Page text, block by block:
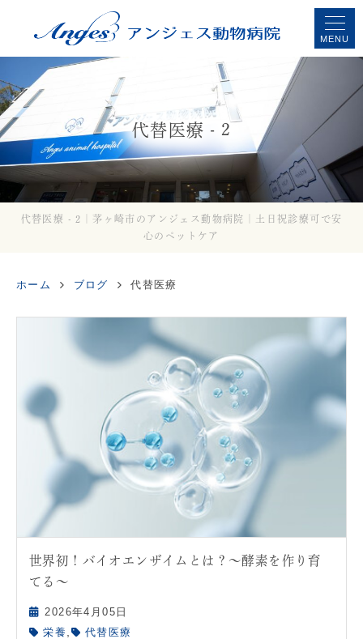
MENU
代替医療 - 2
代替医療 - 2｜茅ヶ崎市のアンジェス動物病院｜土日祝診療可で安
心のペットケア
ホーム ブログ 代替医療
世界初！バイオエンザイムとは？〜酵素を作り育
てる〜
2026年4月05日
栄養
代替医療